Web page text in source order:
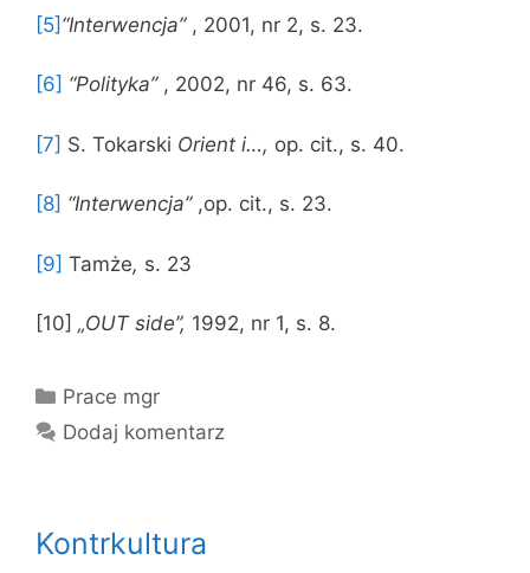
[5] “Interwencja” , 2001, nr 2, s. 23.
[6] “Polityka” , 2002, nr 46, s. 63.
[7] S. Tokarski Orient i…, op. cit., s. 40.
[8] “Interwencja”,op. cit., s. 23.
[9] Tamże, s. 23
[10] „OUT side”, 1992, nr 1, s. 8.
Kategorie
Prace mgr
Dodaj komentarz
Kontrkultura